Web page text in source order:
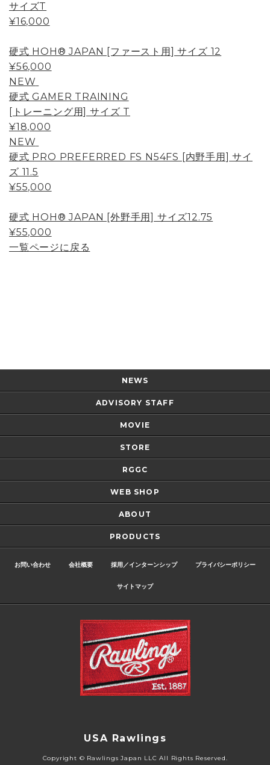
サイズT
¥16,000
硬式 HOH® JAPAN [ファースト用] サイズ 12
¥56,000
NEW
硬式 GAMER TRAINING
[トレーニング用] サイズ T
¥18,000
NEW
硬式 PRO PREFERRED FS N54FS [内野手用] サイ
ズ 11.5
¥55,000
硬式 HOH® JAPAN [外野手用] サイズ12.75
¥55,000
一覧ページに戻る
NEWS
ADVISORY STAFF
MOVIE
STORE
RGGC
WEB SHOP
ABOUT
PRODUCTS
お問い合わせ 会社概要 採用／インターンシップ プライバシーポリシー
サイトマップ
USA Rawlings
Copyright © Rawlings Japan LLC All Rights Reserved.